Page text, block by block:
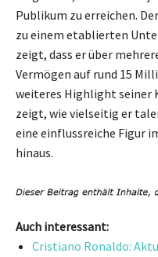
Publikum zu erreichen.
zu einem etablierten
zeigt, dass er über
Vermögen auf rund 15
weiteres Highlight seiner
zeigt, wie vielseitig er
eine einflussreiche Figur
hinaus.
Auch interessant:
Cristiano Ronaldo: